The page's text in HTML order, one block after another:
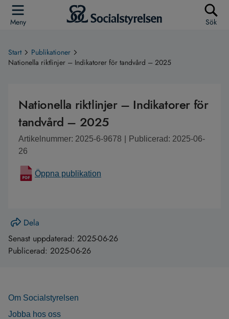
Meny Sök
Start
Publikationer
Nationella riktlinjer – Indikatorer för tandvård – 2025
Nationella riktlinjer – Indikatorer för
tandvård – 2025
Artikelnummer: 2025-6-9678
Publicerad: 2025-06-
26
Öppna publikation
Dela
Senast uppdaterad: 2025-06-26
Publicerad: 2025-06-26
Om Socialstyrelsen
Jobba hos oss